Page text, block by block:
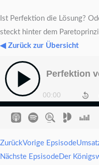
Ist Perfektion die Lösung?
steckt hinter dem
◀ Zurück zur Übersicht
ZurückVorige Epsisode
Nächste EpsisodeDer